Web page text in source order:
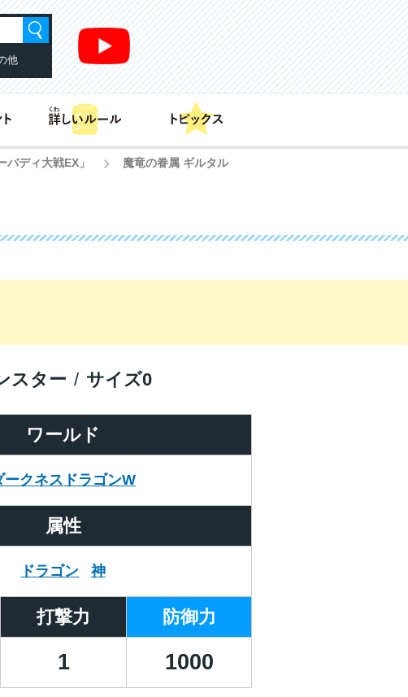
他
方へ・あそび方商品情報 カードリスト
ディ大戦EX」 魔竜の眷属 ギルタル
ワールド
ークネスドラゴンW
スター サイズ0
属性
ドラゴン 神
打撃力 防御力
1 1000